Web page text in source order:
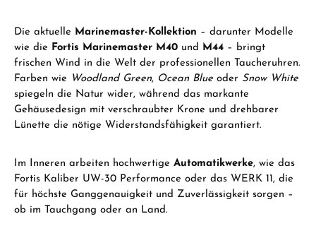
Die aktuelle Marinemaster-Kollektion – darunter Modelle
wie die Fortis Marinemaster M40 und M44 – bringt
frischen Wind in die Welt der professionellen Taucheruhren.
Farben wie Woodland Green, Ocean Blue oder Snow White
spiegeln die Natur wider, während das markante
Gehäusedesign mit verschraubter Krone und drehbarer
Lünette die nötige Widerstandsfähigkeit garantiert.
Im Inneren arbeiten hochwertige Automatikwerke, wie das
Fortis Kaliber UW-30 Performance oder das WERK 11, die
für höchste Ganggenauigkeit und Zuverlässigkeit sorgen –
ob im Tauchgang oder an Land.